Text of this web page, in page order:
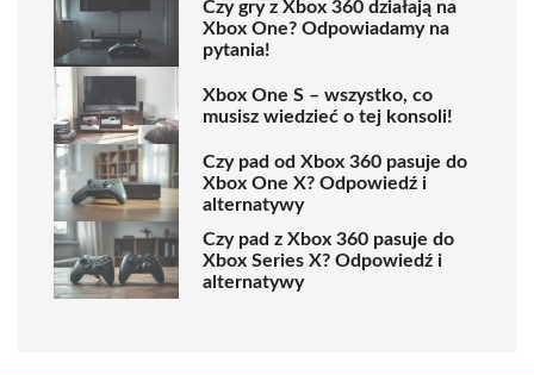
Czy gry z Xbox 360 działają na
Xbox One? Odpowiadamy na
pytania!
Xbox One S – wszystko, co
musisz wiedzieć o tej konsoli!
Czy pad od Xbox 360 pasuje do
Xbox One X? Odpowiedź i
alternatywy
Czy pad z Xbox 360 pasuje do
Xbox Series X? Odpowiedź i
alternatywy